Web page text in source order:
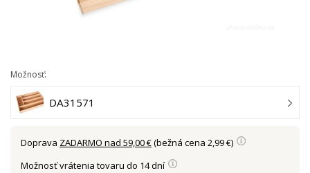
Možnosť:
DA31571
Doprava ZADARMO nad 59,00 €(bežná cena 2,99 €)
Možnosť vrátenia tovaru do 14 dní